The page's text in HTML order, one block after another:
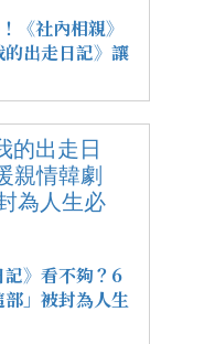
《社內相親》
出走日記》讓
記》看不夠？6
」被封為人生